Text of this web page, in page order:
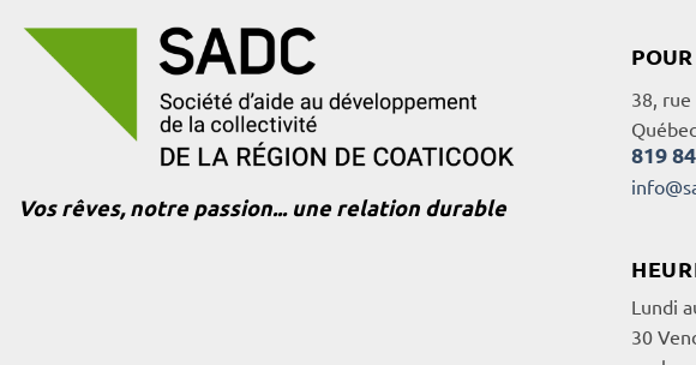
Vos rêves, notre passion... une relation durable
38, rue
819
Lundi
30